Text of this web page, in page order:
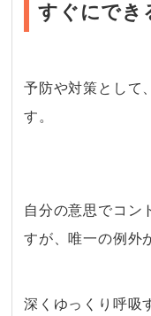
すぐにでき
予防や対策として
す。
自分の意思でコン
すが、唯一の例外
深くゆっくり呼吸